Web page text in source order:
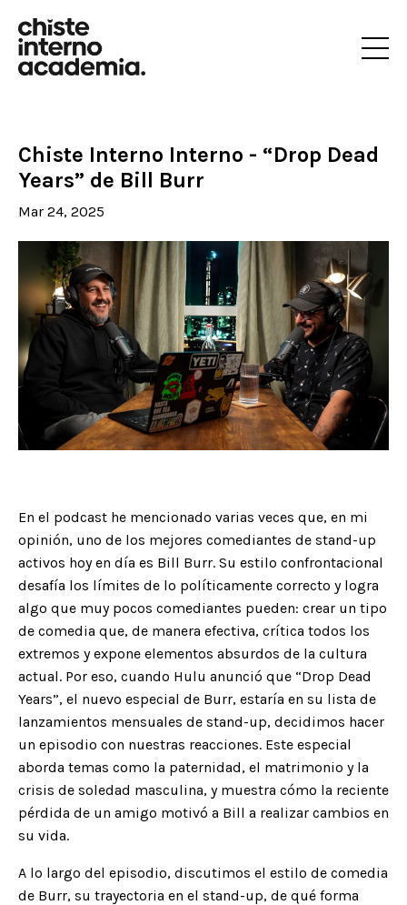
Chiste Interno Interno - “Drop Dead
Years” de Bill Burr
Mar 24, 2025
En el podcast he mencionado varias veces que, en mi
opinión, uno de los mejores comediantes de stand-up
activos hoy en día es Bill Burr. Su estilo confrontacional
desafía los límites de lo políticamente correcto y logra
algo que muy pocos comediantes pueden: crear un tipo
de comedia que, de manera efectiva, crítica todos los
extremos y expone elementos absurdos de la cultura
actual. Por eso, cuando Hulu anunció que “Drop Dead
Years”, el nuevo especial de Burr, estaría en su lista de
lanzamientos mensuales de stand-up, decidimos hacer
un episodio con nuestras reacciones. Este especial
aborda temas como la paternidad, el matrimonio y la
crisis de soledad masculina, y muestra cómo la reciente
pérdida de un amigo motivó a Bill a realizar cambios en
su vida.
A lo largo del episodio, discutimos el estilo de comedia
de Burr, su trayectoria en el stand-up, de qué forma